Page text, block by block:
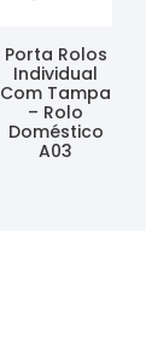
Porta Rolos
Individual
Com Tampa
– Rolo
Doméstico
A03